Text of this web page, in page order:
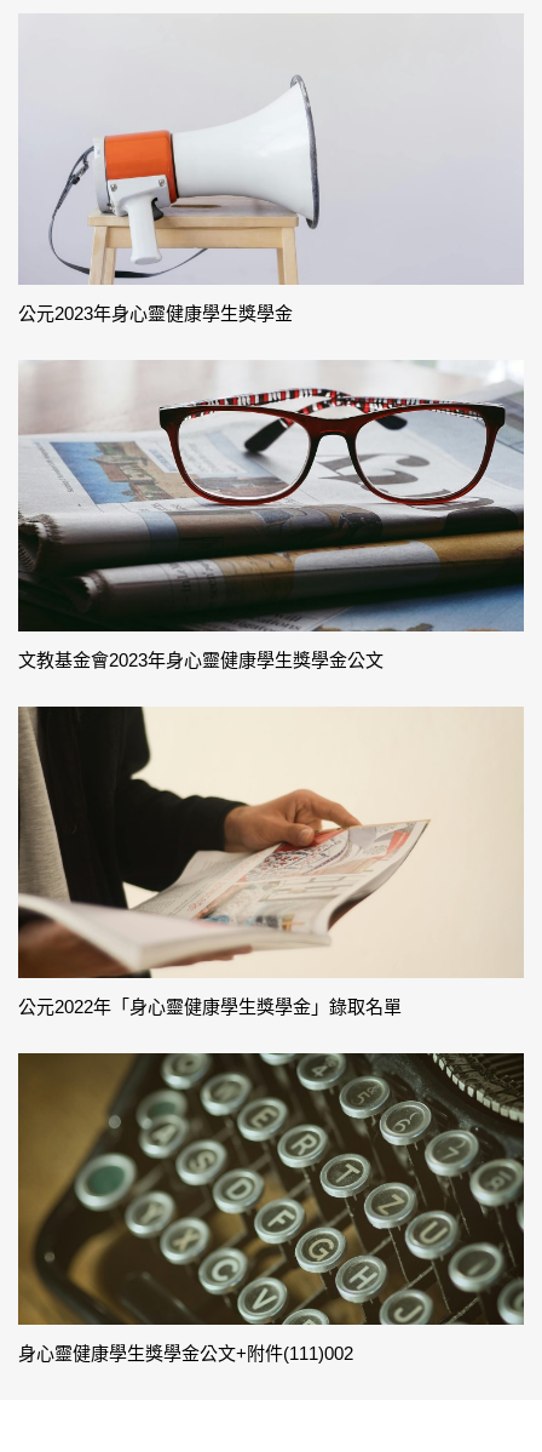
公元2023年身心靈健康學生獎學金
文教基金會2023年身心靈健康學生獎學金公文
公元2022年「身心靈健康學生獎學金」錄取名單
身心靈健康學生獎學金公文+附件(111)002